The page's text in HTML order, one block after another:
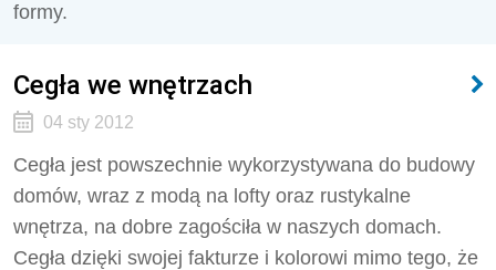
formy.
Cegła we wnętrzach
04 sty 2012
Cegła jest powszechnie wykorzystywana do budowy
domów, wraz z modą na lofty oraz rustykalne
wnętrza, na dobre zagościła w naszych domach.
Cegła dzięki swojej fakturze i kolorowi mimo tego, że